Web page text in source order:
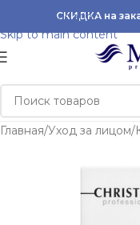
Skip to navigation
Skip to main content
СКИДКА на
Главная/Уход за лицом/